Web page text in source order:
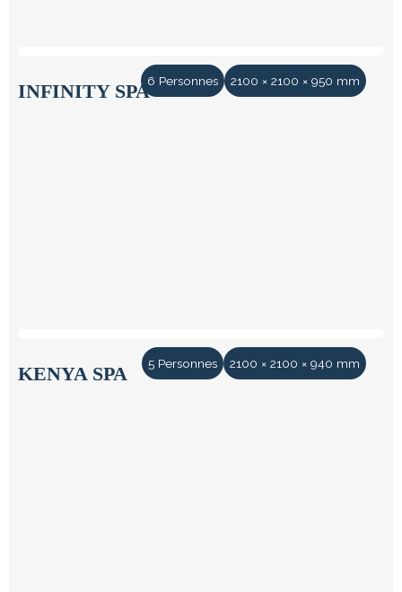
6 Personnes 2100 × 2100 × 950 mm
INFINITY SPA
5 Personnes 2100 × 2100 × 940 mm
KENYA SPA